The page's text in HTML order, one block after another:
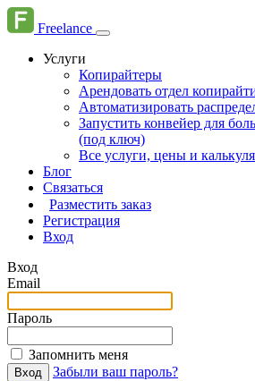
Freelance
Услуги
Копирайтеры
Арендовать отдел
Автоматизировать
Запустить конвейер для
(под ключ)
Все услуги, цены и
Блог
Связаться
Разместить заказ
Регистрация
Вход
Вход
Email
Пароль
Запомнить меня
Вход
Забыли ваш пароль?